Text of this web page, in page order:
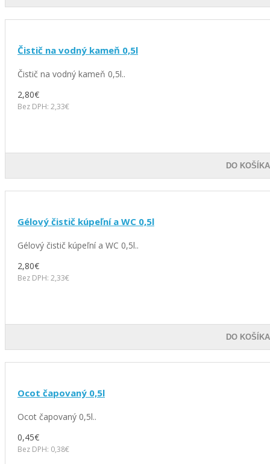
Čistič na vodný kameň 0,5l
Čistič na vodný kameň 0,5l..
2,80€
Bez DPH: 2,33€
DO KOŠÍKA
Gélový čistič kúpeľní a WC 0,5l
Gélový čistič kúpeľní a WC 0,5l..
2,80€
Bez DPH: 2,33€
DO KOŠÍKA
Ocot čapovaný 0,5l
Ocot čapovaný 0,5l..
0,45€
Bez DPH: 0,38€